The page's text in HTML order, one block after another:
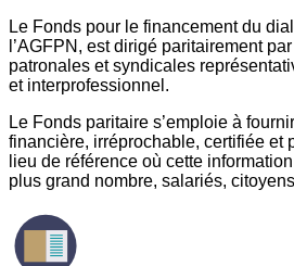
Le Fonds pour le financement du
l’AGFPN, est dirigé paritairement
patronales et syndicales
et interprofessionnel.
Le Fonds paritaire s’emploie à
financière, irréprochable, certifiée et
lieu de référence où cette
plus grand nombre, salariés,